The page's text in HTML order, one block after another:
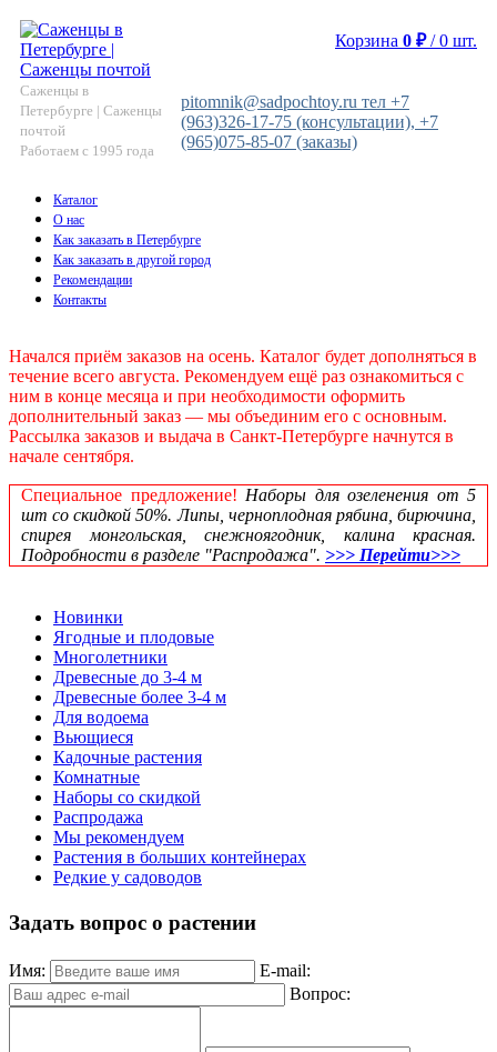
Саженцы в
Петербурге | Саженцы
почтой
Работаем с 1995 года
Корзина 0 ₽ /0 шт.
pitomnik@sadpochtoy.ru тел +7
(963)326-17-75 (консультации), +7
(965)075-85-07 (заказы)
Каталог
О нас
Как заказать в Петербурге
Как заказать в другой город
Рекомендации
Контакты
Начался приём заказов на осень. Каталог будет дополняться в
течение всего августа. Рекомендуем ещё раз ознакомиться с
ним в конце месяца и при необходимости оформить
дополнительный заказ — мы объединим его с основным.
Рассылка заказов и выдача в Санкт‑Петербурге начнутся в
начале сентября.
Специальное предложение! Наборы для озеленения от 5
шт со скидкой 50%. Липы, черноплодная рябина, бирючина,
спирея монгольская, снежноягодник, калина красная.
Подробности в разделе "Распродажа". >>> Перейти>>>
Новинки
Ягодные и плодовые
Многолетники
Древесные до 3-4 м
Древесные более 3-4 м
Для водоема
Вьющиеся
Кадочные растения
Комнатные
Наборы со скидкой
Распродажа
Мы рекомендуем
Растения в больших контейнерах
Редкие у садоводов
Задать вопрос о растении
Имя:
E-mail:
Вопрос: